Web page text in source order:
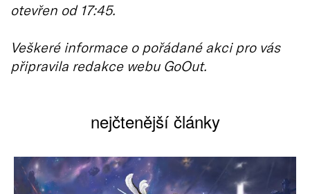
otevřen od 17:45.
Veškeré informace o pořádané akci pro vás
připravila redakce webu GoOut.
nejčtenější články